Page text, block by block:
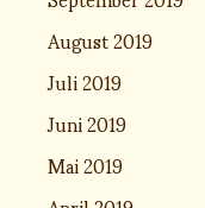
August 2019
Juli 2019
Juni 2019
Mai 2019